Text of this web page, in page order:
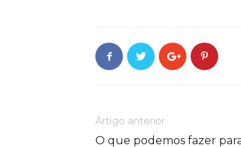
Artigo anterior
O que podemos fazer